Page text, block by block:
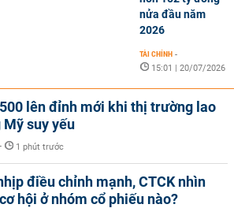
nửa đầu năm
2026
TÀI CHÍNH -
15:01 | 20/07/2026
lên đỉnh mới khi thị trường lao
Mỹ suy yếu
- 1 phút trước
điều chỉnh mạnh, CTCK nhìn
hội ở nhóm cổ phiếu nào?